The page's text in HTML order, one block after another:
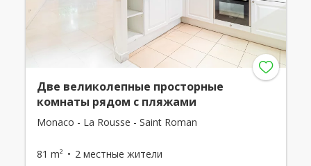
Две великолепные просторные
комнаты рядом с пляжами
Monaco - La Rousse - Saint Roman
81 m² 2 местные жители